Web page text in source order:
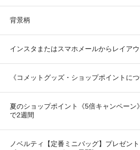
背景柄
インスタまたはスマホメールからレイア
《コメットグッズ・ショップポイントにつ
夏のショップポイント《5倍キャンペーン
で2週間
ノベルティ【定番ミニバッグ】プレゼン